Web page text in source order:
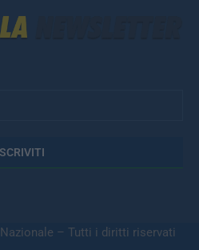
– Tutti i diritti riservati